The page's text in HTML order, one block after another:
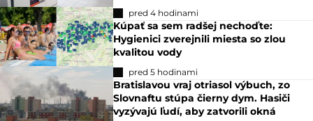
pred 4 hodinami
Kúpať sa sem radšej nechoďte:
Hygienici zverejnili miesta so zlou
kvalitou vody
pred 5 hodinami
Bratislavou vraj otriasol výbuch, zo
Slovnaftu stúpa čierny dym. Hasiči
vyzývajú ľudí, aby zatvorili okná